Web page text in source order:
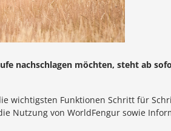
nachschlagen möchten, steht ab
wichtigsten Funktionen Schritt für
Nutzung von WorldFengur sowie